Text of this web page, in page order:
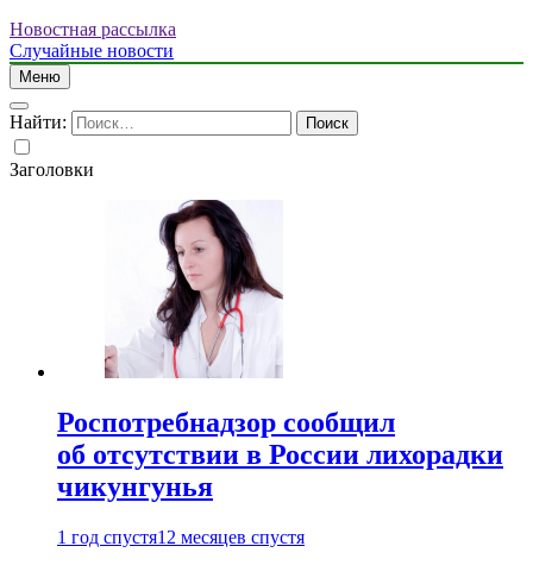
Новостная рассылка
Случайные новости
Меню
Найти:
Заголовки
Роспотребнадзор сообщил
об отсутствии в России лихорадки
чикунгунья
1 год спустя12 месяцев спустя